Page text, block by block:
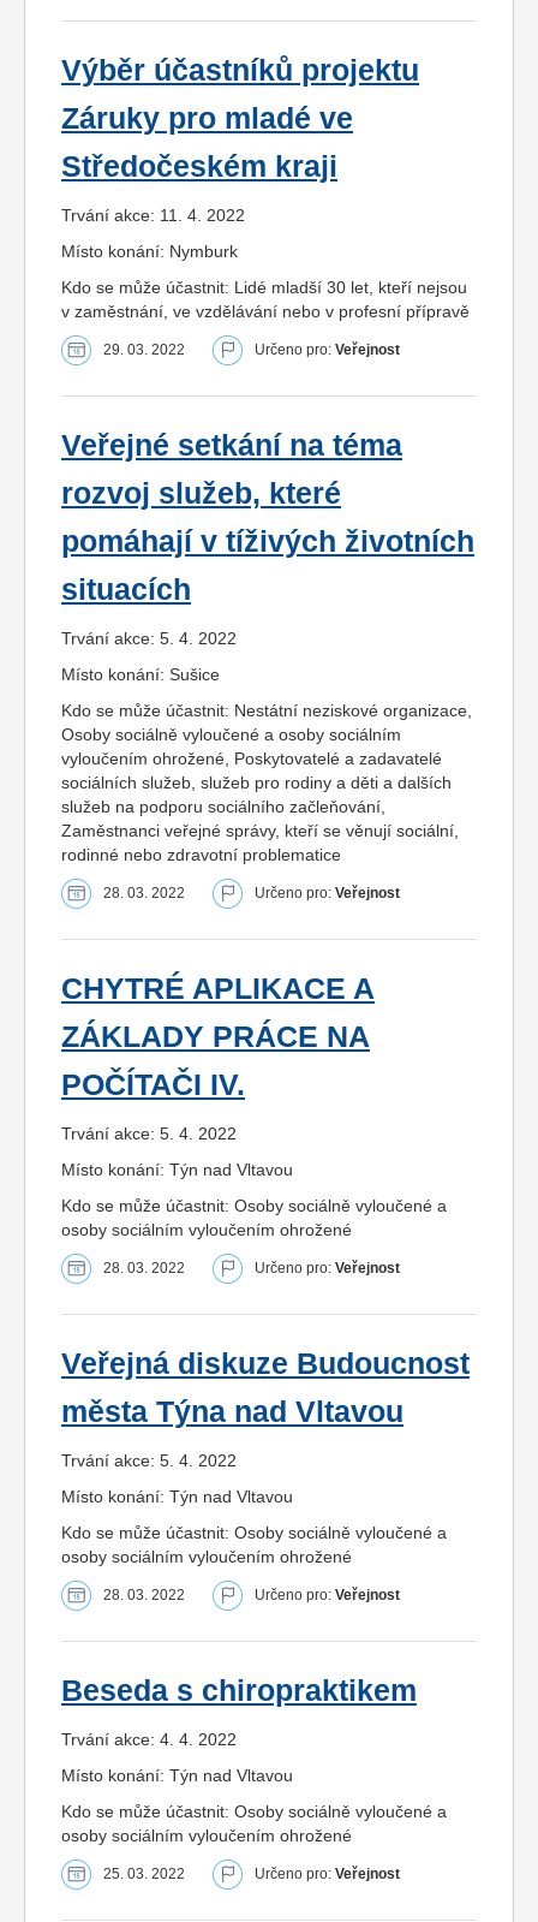
Výběr účastníků projektu
Záruky pro mladé ve
Středočeském kraji
Trvání akce: 11. 4. 2022
Místo konání: Nymburk
Kdo se může účastnit: Lidé mladší 30 let, kteří nejsou
v zaměstnání, ve vzdělávání nebo v profesní přípravě
29. 03. 2022 Určeno pro: Veřejnost
Veřejné setkání na téma
rozvoj služeb, které
pomáhají v tíživých životních
situacích
Trvání akce: 5. 4. 2022
Místo konání: Sušice
Kdo se může účastnit: Nestátní neziskové organizace,
Osoby sociálně vyloučené a osoby sociálním
vyloučením ohrožené, Poskytovatelé a zadavatelé
sociálních služeb, služeb pro rodiny a děti a dalších
služeb na podporu sociálního začleňování,
Zaměstnanci veřejné správy, kteří se věnují sociální,
rodinné nebo zdravotní problematice
28. 03. 2022 Určeno pro: Veřejnost
CHYTRÉ APLIKACE A
ZÁKLADY PRÁCE NA
POČÍTAČI IV.
Trvání akce: 5. 4. 2022
Místo konání: Týn nad Vltavou
Kdo se může účastnit: Osoby sociálně vyloučené a
osoby sociálním vyloučením ohrožené
28. 03. 2022 Určeno pro: Veřejnost
Veřejná diskuze Budoucnost
města Týna nad Vltavou
Trvání akce: 5. 4. 2022
Místo konání: Týn nad Vltavou
Kdo se může účastnit: Osoby sociálně vyloučené a
osoby sociálním vyloučením ohrožené
28. 03. 2022 Určeno pro: Veřejnost
Beseda s chiropraktikem
Trvání akce: 4. 4. 2022
Místo konání: Týn nad Vltavou
Kdo se může účastnit: Osoby sociálně vyloučené a
osoby sociálním vyloučením ohrožené
25. 03. 2022 Určeno pro: Veřejnost